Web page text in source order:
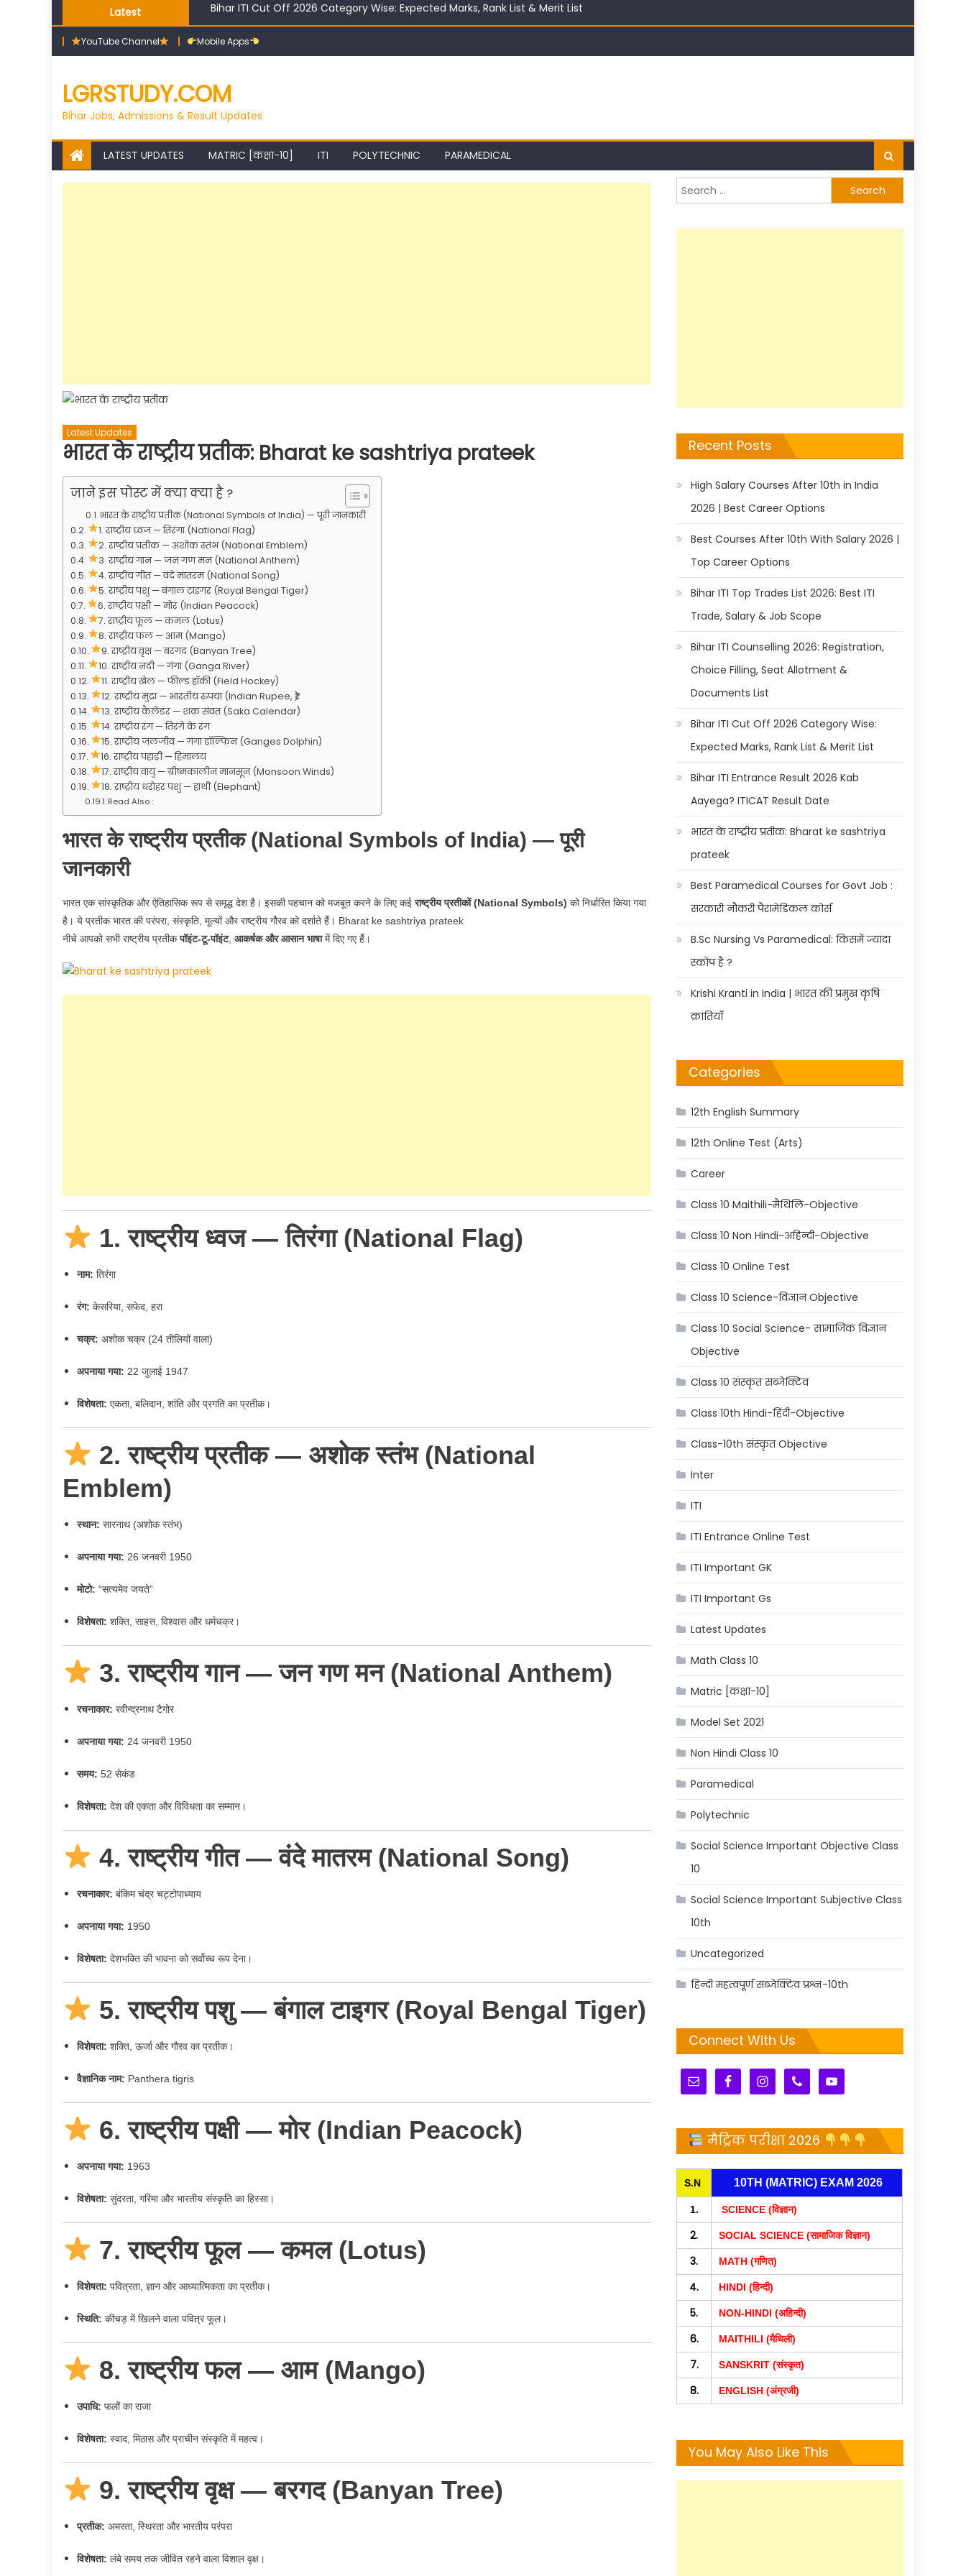
to
content
Latest
High Salary Courses After 10th in India 2026 | Best Career Options
YouTube Channel Mobile Apps
LGRSTUDY.COM
Bihar Jobs, Admissions & Result Updates
LATEST UPDATES MATRIC [कक्षा-10] ITI POLYTECHNIC PARAMEDICAL
Latest Updates
भारत के राष्ट्रीय प्रतीक: Bharat ke sashtriya prateek
जाने इस पोस्ट में क्या क्या है ?
भारत के राष्ट्रीय प्रतीक (National Symbols of India) — पूरी जानकारी
1. राष्ट्रीय ध्वज — तिरंगा (National Flag)
2. राष्ट्रीय प्रतीक — अशोक स्तंभ (National Emblem)
3. राष्ट्रीय गान — जन गण मन (National Anthem)
4. राष्ट्रीय गीत — वंदे मातरम (National Song)
5. राष्ट्रीय पशु — बंगाल टाइगर (Royal Bengal Tiger)
6. राष्ट्रीय पक्षी — मोर (Indian Peacock)
7. राष्ट्रीय फूल — कमल (Lotus)
8. राष्ट्रीय फल — आम (Mango)
9. राष्ट्रीय वृक्ष — बरगद (Banyan Tree)
10. राष्ट्रीय नदी — गंगा (Ganga River)
11. राष्ट्रीय खेल — फील्ड हॉकी (Field Hockey)
12. राष्ट्रीय मुद्रा — भारतीय रुपया (Indian Rupee, ₹)
13. राष्ट्रीय कैलेंडर — शक संवत (Saka Calendar)
14. राष्ट्रीय रंग — तिरंगे के रंग
15. राष्ट्रीय जलजीव — गंगा डॉल्फिन (Ganges Dolphin)
16. राष्ट्रीय पहाड़ी — हिमालय
17. राष्ट्रीय वायु — ग्रीष्मकालीन मानसून (Monsoon Winds)
18. राष्ट्रीय धरोहर पशु — हाथी (Elephant)
Read Also :
भारत के राष्ट्रीय प्रतीक (National Symbols of India) — पूरी
जानकारी
भारत एक सांस्कृतिक और ऐतिहासिक रूप से समृद्ध देश है। इसकी पहचान को मजबूत करने के लिए कईराष्ट्रीय प्रतीकों (National Symbols) को निर्धारित किया गया
है। ये प्रतीक भारत की परंपरा, संस्कृति, मूल्यों और राष्ट्रीय गौरव को दर्शाते हैं। Bharat ke sashtriya prateek
नीचे आपको सभी राष्ट्रीय प्रतीकपॉइंट-टू-पॉइंट, आकर्षक और आसान भाषामें दिए गए हैं।
1. राष्ट्रीय ध्वज — तिरंगा (National Flag)
नाम: तिरंगा
रंग: केसरिया, सफेद, हरा
चक्र: अशोक चक्र (24 तीलियों वाला)
अपनाया गया: 22 जुलाई 1947
विशेषता: एकता, बलिदान, शांति और प्रगति का प्रतीक।
2. राष्ट्रीय प्रतीक — अशोक स्तंभ (National
Emblem)
स्थान: सारनाथ (अशोक स्तंभ)
अपनाया गया: 26 जनवरी 1950
मोटो: “सत्यमेव जयते”
विशेषता: शक्ति, साहस, विश्वास और धर्मचक्र।
3. राष्ट्रीय गान — जन गण मन (National Anthem)
रचनाकार: रवीन्द्रनाथ टैगोर
अपनाया गया: 24 जनवरी 1950
समय: 52 सेकंड
विशेषता: देश की एकता और विविधता का सम्मान।
4. राष्ट्रीय गीत — वंदे मातरम (National Song)
रचनाकार: बंकिम चंद्र चट्टोपाध्याय
अपनाया गया: 1950
विशेषता: देशभक्ति की भावना को सर्वोच्च रूप देना।
5. राष्ट्रीय पशु — बंगाल टाइगर (Royal Bengal Tiger)
विशेषता: शक्ति, ऊर्जा और गौरव का प्रतीक।
वैज्ञानिक नाम: Panthera tigris
6. राष्ट्रीय पक्षी — मोर (Indian Peacock)
अपनाया गया: 1963
विशेषता: सुंदरता, गरिमा और भारतीय संस्कृति का हिस्सा।
7. राष्ट्रीय फूल — कमल (Lotus)
विशेषता: पवित्रता, ज्ञान और आध्यात्मिकता का प्रतीक।
स्थिति: कीचड़ में खिलने वाला पवित्र फूल।
8. राष्ट्रीय फल — आम (Mango)
उपाधि: फलों का राजा
विशेषता: स्वाद, मिठास और प्राचीन संस्कृति में महत्व।
9. राष्ट्रीय वृक्ष — बरगद (Banyan Tree)
प्रतीक: अमरता, स्थिरता और भारतीय परंपरा
विशेषता: लंबे समय तक जीवित रहने वाला विशाल वृक्ष।
Search
for:
Recent Posts
High Salary Courses After 10th in India
2026 | Best Career Options
Best Courses After 10th With Salary 2026 |
Top Career Options
Bihar ITI Top Trades List 2026: Best ITI
Trade, Salary & Job Scope
Bihar ITI Counselling 2026: Registration,
Choice Filling, Seat Allotment &
Documents List
Bihar ITI Cut Off 2026 Category Wise:
Expected Marks, Rank List & Merit List
Bihar ITI Entrance Result 2026 Kab
Aayega? ITICAT Result Date
भारत के राष्ट्रीय प्रतीक: Bharat ke sashtriya
prateek
Best Paramedical Courses for Govt Job :
सरकारी नौकरी पैरामेडिकल कोर्स
B.Sc Nursing Vs Paramedical: किसमें ज्यादा
स्कोप है ?
Krishi Kranti in India | भारत की प्रमुख कृषि
क्रांतियाँ
Categories
12th English Summary
12th Online Test (Arts)
Career
Class 10 Maithili-मैथिलि-Objective
Class 10 Non Hindi-अहिन्दी-Objective
Class 10 Online Test
Class 10 Science-विज्ञान Objective
Class 10 Social Science- सामाजिक विज्ञान
Objective
Class 10 संस्कृत सब्जेक्टिव
Class 10th Hindi-हिंदी-Objective
Class-10th संस्कृत Objective
Inter
ITI
ITI Entrance Online Test
ITI Important GK
ITI Important Gs
Latest Updates
Math Class 10
Matric [कक्षा-10]
Model Set 2021
Non Hindi Class 10
Paramedical
Polytechnic
Social Science Important Objective Class
10
Social Science Important Subjective Class
10th
Uncategorized
हिन्दी महत्वपूर्ण सब्जेक्टिव प्रश्न-10th
Connect With Us
मैट्रिक परीक्षा 2026
S.N 10TH (MATRIC) EXAM 2026
1. SCIENCE (विज्ञान)
2. SOCIAL SCIENCE (सामाजिक विज्ञान)
3. MATH (गणित)
4. HINDI (हिन्दी)
5. NON-HINDI (अहिन्दी)
6. MAITHILI (मैथिली)
7. SANSKRIT (संस्कृत)
8. ENGLISH (अंग्रजी)
You May Also Like This